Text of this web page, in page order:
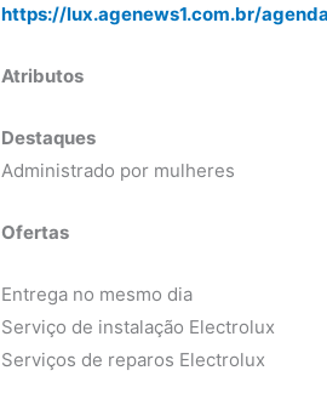
https://lux.agenews1.com.br/
Atributos
Destaques
Administrado por mulheres
Ofertas
Entrega no mesmo dia
Serviço de instalação Electrolux
Serviços de reparos Electrolux